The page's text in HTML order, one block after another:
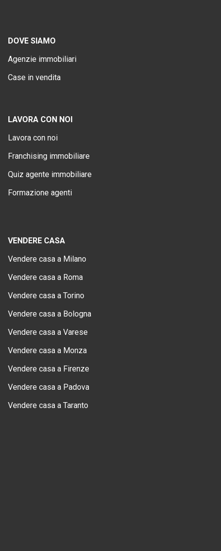
DOVE SIAMO
Agenzie immobiliari
Case in vendita
LAVORA CON NOI
Lavora con noi
Franchising immobiliare
Quiz agente immobiliare
Formazione agenti
VENDERE CASA
Vendere casa a Milano
Vendere casa a Roma
Vendere casa a Torino
Vendere casa a Bologna
Vendere casa a Varese
Vendere casa a Monza
Vendere casa a Firenze
Vendere casa a Padova
Vendere casa a Taranto